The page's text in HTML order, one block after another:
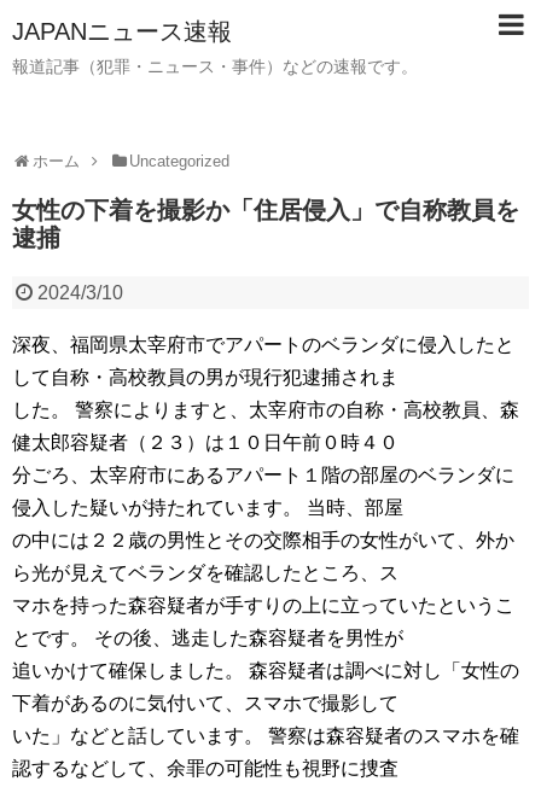
JAPANニュース速報
報道記事（犯罪・ニュース・事件）などの速報です。
ホーム Uncategorized
女性の下着を撮影か「住居侵入」で自称教員を
逮捕
2024/3/10
深夜、福岡県太宰府市でアパートのベランダに侵入したと
して自称・高校教員の男が現行犯逮捕されま
した。 警察によりますと、太宰府市の自称・高校教員、森
健太郎容疑者（２３）は１０日午前０時４０
分ごろ、太宰府市にあるアパート１階の部屋のベランダに
侵入した疑いが持たれています。 当時、部屋
の中には２２歳の男性とその交際相手の女性がいて、外か
ら光が見えてベランダを確認したところ、ス
マホを持った森容疑者が手すりの上に立っていたというこ
とです。 その後、逃走した森容疑者を男性が
追いかけて確保しました。 森容疑者は調べに対し「女性の
下着があるのに気付いて、スマホで撮影して
いた」などと話しています。 警察は森容疑者のスマホを確
認するなどして、余罪の可能性も視野に捜査